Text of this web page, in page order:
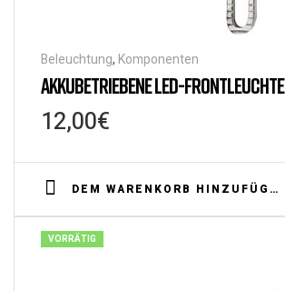
Beleuchtung, Komponenten
AKKUBETRIEBENE LED-FRONTLEUCHTE
12,00€
DEM WARENKORB HINZUFÜGEN
VORRÄTIG